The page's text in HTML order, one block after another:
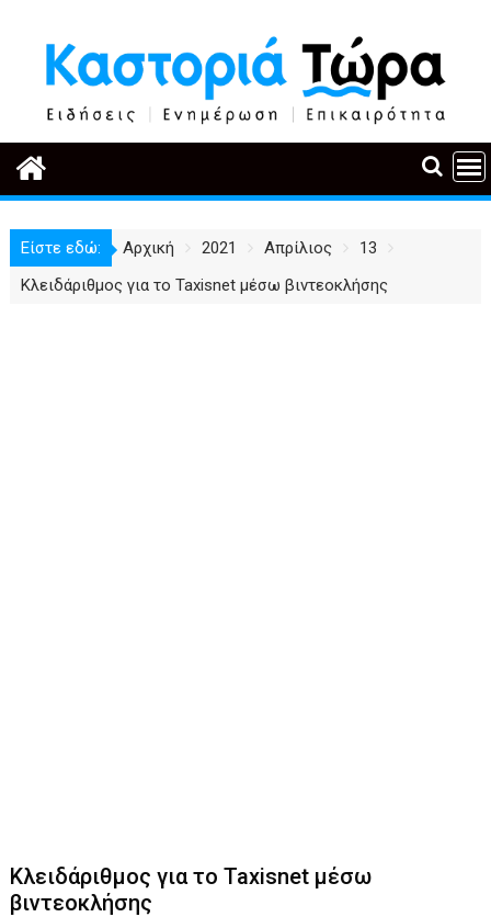
περιεχόμενο
Είστε εδώ: Αρχική 2021 Απρίλιος
13
Κλειδάριθμος για το Taxisnet μέσω βιντεοκλήσης
Κλειδάριθμος για το Taxisnet μέσω
βιντεοκλήσης